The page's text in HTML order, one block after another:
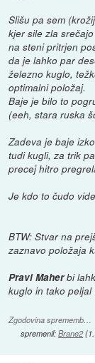
Slišu pa sem
kjer sile zla
na steni pritrjen
da je lahko par
železno kuglo,
optimalni položaj.
Baje je bilo to
(eeh, stara ruska
Zadeva je baje
tudi kugli, za trik
precej hitro
Je kdo to čudo
BTW: Stvar na
zaznavo položaja
Pravi Maherbi
kuglo in tako
Zgodovina sprememb…
spremenil:Brane2 (